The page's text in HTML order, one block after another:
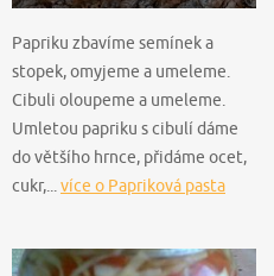
Papriku zbavíme semínek a
stopek, omyjeme a umeleme.
Cibuli oloupeme a umeleme.
Umletou papriku s cibulí dáme
do většího hrnce, přidáme ocet,
cukr,... více o Papriková pasta